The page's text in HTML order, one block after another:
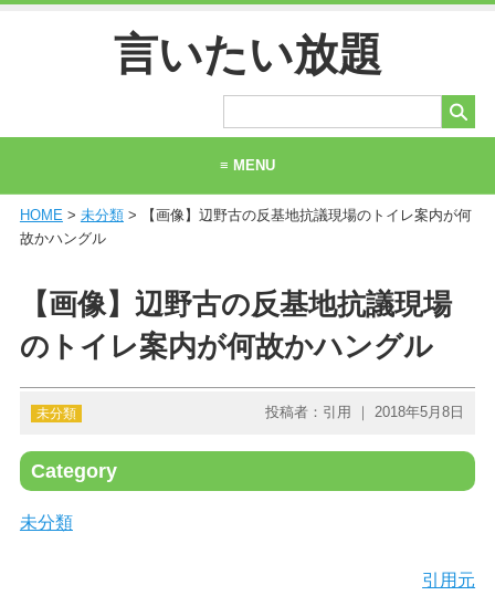
言いたい放題
≡ MENU
ホーム
お問い合わせ
HOME> 未分類> 【画像】辺野古の反基地抗議現場のトイレ案内が何
故かハングル
【画像】辺野古の反基地抗議現場
のトイレ案内が何故かハングル
未分類 投稿者：引用 ｜ 2018年5月8日
Category
未分類
引用元